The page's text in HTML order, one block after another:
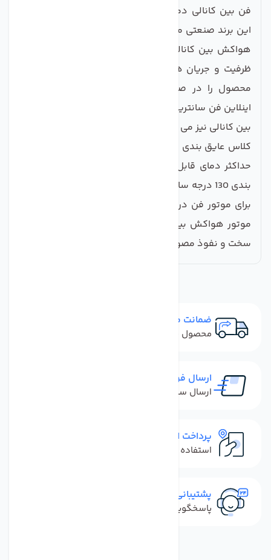
فن بین کانالی دمنده از جمله هواکش های سانتریفیوژ
این برند صنعتی محسوب می شود. پروانه به کار رفته در
هواکش بین کانالی دمنده از نوع پروانه بکوارد بوده و
ظرفیت و جریان هوادهی مناسبی را ایجاد می کند. این
محصول را در صنعت با نام هایی ازجمله فن کانالی،
اینلاین فن سانتریفیوژ،
بین کانالی نیز می شناسند.
حداکثر دمای قابل تحمل برای موتور در این کلاس عایق
بندی 130 درجه سانتیگراد است. درجه حفاظت تعیین شده
موتور هواکش بین کانالی دمنده در برابر برخورد اجسام
سخت و نفوذ مصون و حفاظت شده می باشد.
ضمانت مرجوعی
محصول نباید آسیب دیده باشد
ارسال فوری
ارسال سفارش در کمترین زمان ممکن
پرداخت امن
استفاده از روش‌های پرداخت امن
پشتیبانی سریع
پاسخگویی سریع به تماس‌ها و پیام‌ها